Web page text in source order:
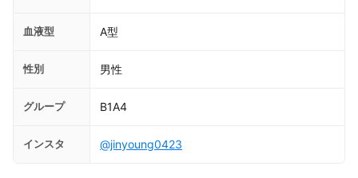
血液型 A型
性別 男性
グループ B1A4
インスタ @jinyoung0423